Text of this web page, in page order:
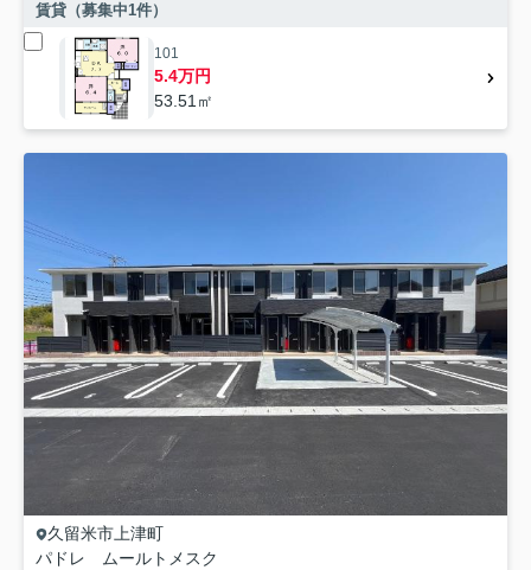
賃貸（募集中1件）
101
5.4万円
53.51㎡
久留米市上津町
パドレ ムールトメスク